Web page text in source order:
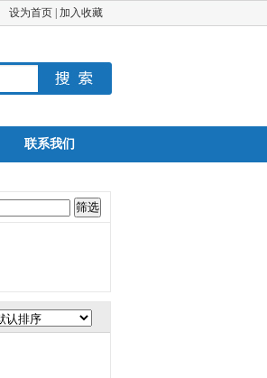
设为首页 加入收藏
联系我们